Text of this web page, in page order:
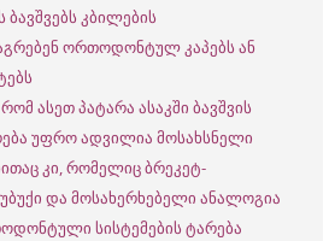
კბილების
ორთოდონტულ კაპებს ან
ასეთ პატარა ასაკში ბავშვის
უფრო ადვილია მოსახსნელი
კი, რომელიც ბრეკეტ-
და მოსახერხებელი ანალოგია
სისტემების ტარება